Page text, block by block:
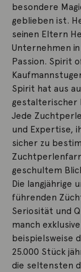
besondere
geblieben ist.
seinen Eltern
Unternehmen
Passion. Spirit
Spirit hat aus
gestalterischer
Jede
und Expertise,
sicher zu
geschultem
Die langjährige
führenden
Seriosität und
manch
beispielsweise
25.000 Stück
die seltensten